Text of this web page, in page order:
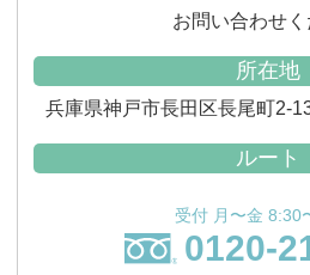
お問い合わせ
所在地
兵庫県神戸市長田区長尾町2-
ルート
受付 月〜金 8:30
0120-